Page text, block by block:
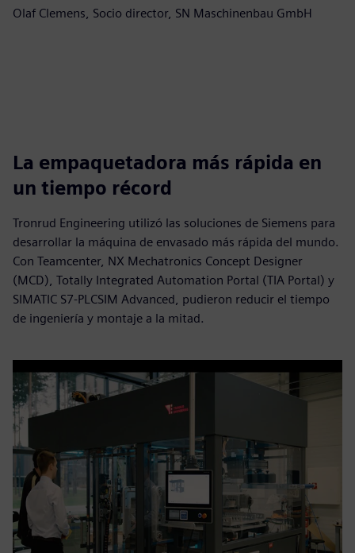
Olaf Clemens, Socio director, SN Maschinenbau GmbH
La empaquetadora más rápida en
un tiempo récord
Tronrud Engineering utilizó las soluciones de Siemens para
desarrollar la máquina de envasado más rápida del mundo.
Con Teamcenter, NX Mechatronics Concept Designer
(MCD), Totally Integrated Automation Portal (TIA Portal) y
SIMATIC S7-PLCSIM Advanced, pudieron reducir el tiempo
de ingeniería y montaje a la mitad.